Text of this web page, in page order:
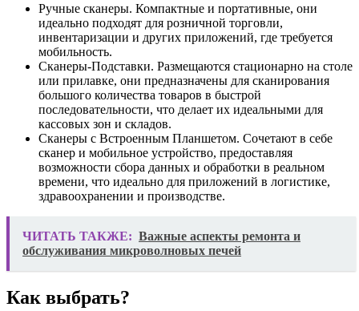
Ручные сканеры. Компактные и портативные, они
идеально подходят для розничной торговли,
инвентаризации и других приложений, где требуется
мобильность.
Сканеры-Подставки. Размещаются стационарно на столе
или прилавке, они предназначены для сканирования
большого количества товаров в быстрой
последовательности, что делает их идеальными для
кассовых зон и складов.
Сканеры с Встроенным Планшетом. Сочетают в себе
сканер и мобильное устройство, предоставляя
возможности сбора данных и обработки в реальном
времени, что идеально для приложений в логистике,
здравоохранении и производстве.
ЧИТАТЬ ТАКЖЕ: Важные аспекты ремонта и
обслуживания микроволновых печей
Как выбрать?